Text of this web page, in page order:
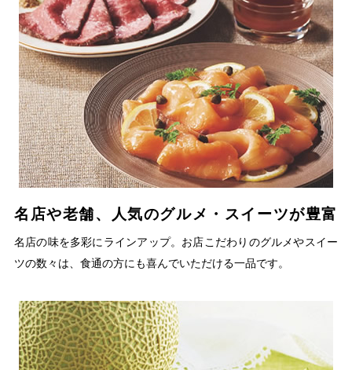
名店や老舗、人気のグルメ・スイーツが豊富
名店の味を多彩にラインアップ。お店こだわりのグルメやスイー
ツの数々は、食通の方にも喜んでいただける一品です。